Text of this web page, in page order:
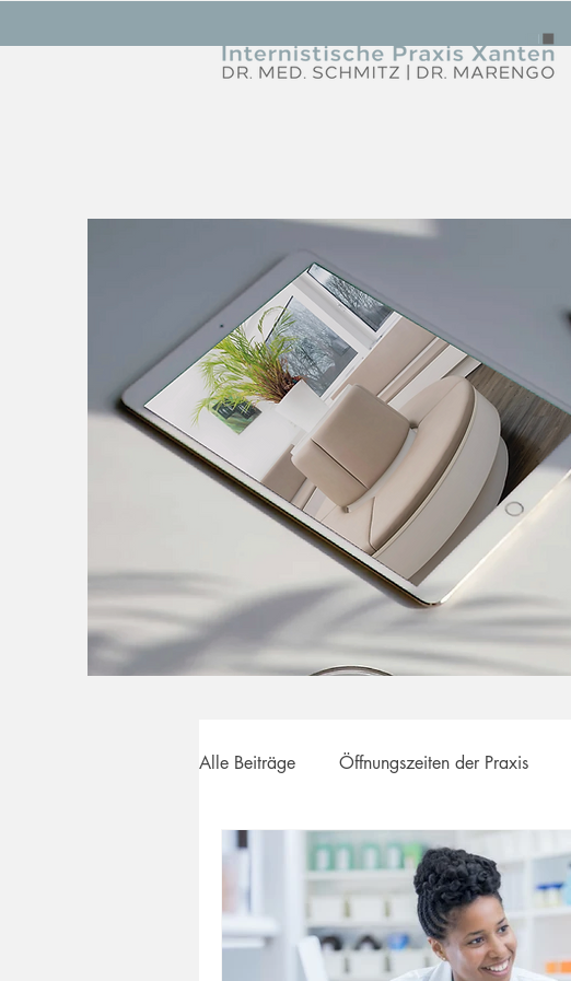
Alle Beiträge Öffnungszeiten der Praxis
Ihre Gesundheit im Fokus Prävention